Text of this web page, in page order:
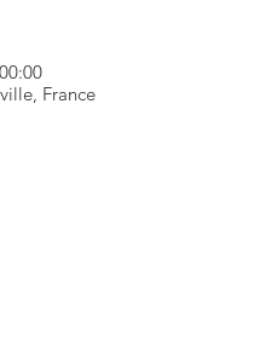
France